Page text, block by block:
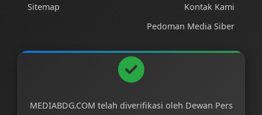
Sitemap
Kontak Kami
Pedoman Media Siber
MEDIABDG.COM telah diverifikasi oleh Dewan Pers